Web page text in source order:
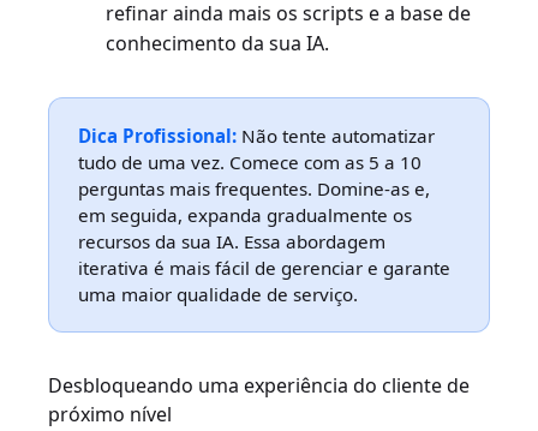
refinar ainda mais os scripts e a base de
conhecimento da sua IA.
Dica Profissional: Não tente automatizar
tudo de uma vez. Comece com as 5 a 10
perguntas mais frequentes. Domine-as e,
em seguida, expanda gradualmente os
recursos da sua IA. Essa abordagem
iterativa é mais fácil de gerenciar e garante
uma maior qualidade de serviço.
Desbloqueando uma experiência do cliente de
próximo nível